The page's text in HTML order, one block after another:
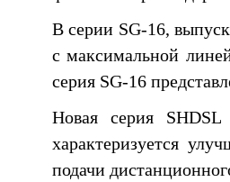
В серии SG-16,
с максимальной
серия SG-16
Новая серия
характеризуется
подачи